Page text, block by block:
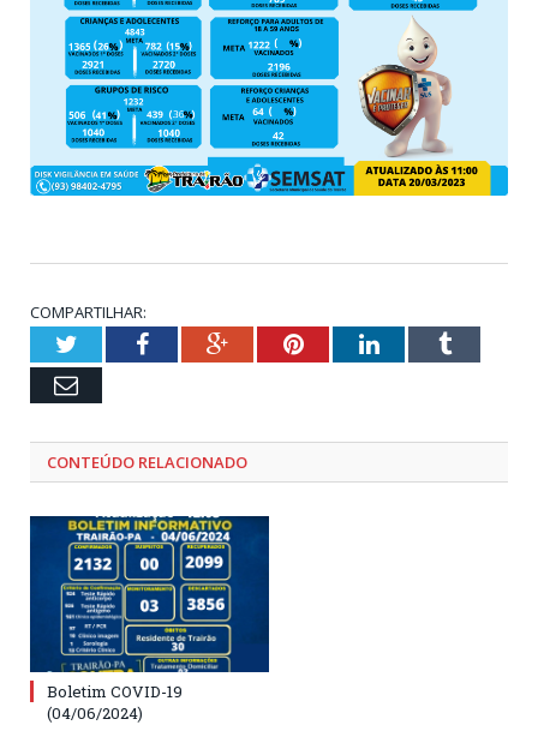
COMPARTILHAR:
TwitterFacebookGoogle+PinterestLinkedInTumblr
Email
CONTEÚDO RELACIONADO
Boletim COVID-19
(04/06/2024)